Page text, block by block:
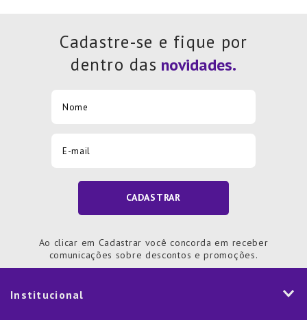
Cadastre-se e fique por
dentro das
CADASTRAR
Ao clicar em Cadastrar você concorda em receber
comunicações sobre descontos e promoções.
Institucional